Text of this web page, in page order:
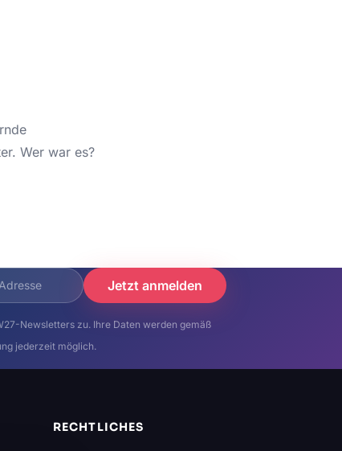
Wer war es?
Jetzt anmelden
Newsletters zu. Ihre Daten werden gemäß
jederzeit möglich.
RECHTLICHES